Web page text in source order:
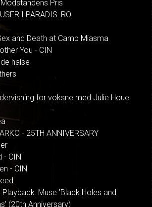
Modstandens Pris
I PARADIS: RO
and Death at Camp Miasma
You - CIN
halse
for voksne med Julie Houe:
- 25TH ANNIVERSARY
- CIN
- CIN
Muse 'Black Holes and
(20th Anniversary)